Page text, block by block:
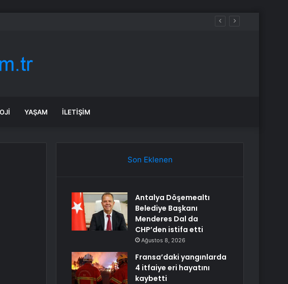
YAŞAM İLETIŞIM
Son Eklenen
Antalya Döşemealtı
Belediye Başkanı
Menderes Dal da
CHP’den istifa etti
Ağustos 8, 2026
Fransa’daki yangınlarda
4 itfaiye eri hayatını
kaybetti